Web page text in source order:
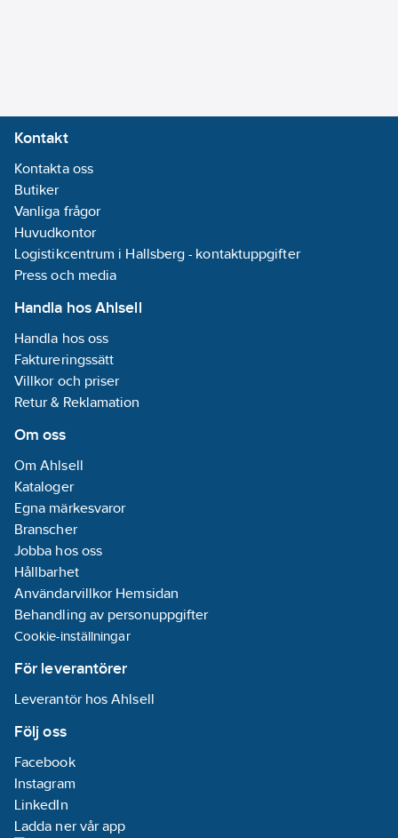
Kontakt
Kontakta oss
Butiker
Vanliga frågor
Huvudkontor
Logistikcentrum i Hallsberg - kontaktuppgifter
Press och media
Handla hos Ahlsell
Handla hos oss
Faktureringssätt
Villkor och priser
Retur & Reklamation
Om oss
Om Ahlsell
Kataloger
Egna märkesvaror
Branscher
Jobba hos oss
Hållbarhet
Användarvillkor Hemsidan
Behandling av personuppgifter
Cookie-inställningar
För leverantörer
Leverantör hos Ahlsell
Följ oss
Facebook
Instagram
LinkedIn
Ladda ner vår app